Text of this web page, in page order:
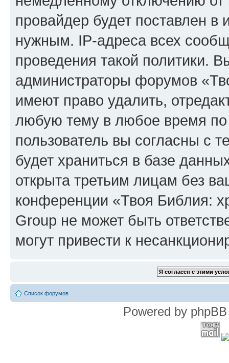
провайдер будет поставлен в
нужным. IP-адреса всех
проведения такой политики.
администраторы форумов
имеют право удалить,
любую тему в любое время
пользователь вы согласны с
будет храниться в базе
открыта третьим лицам без
конференции «Твоя Библия:
Group не может быть
могут привести к
Список форумов
Powered by